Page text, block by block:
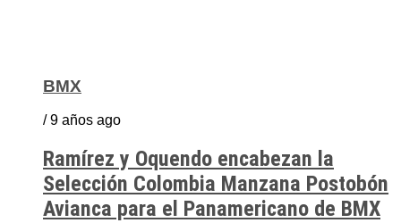
BMX
/ 9 años ago
Ramírez y Oquendo encabezan la
Selección Colombia Manzana Postobón
Avianca para el Panamericano de BMX